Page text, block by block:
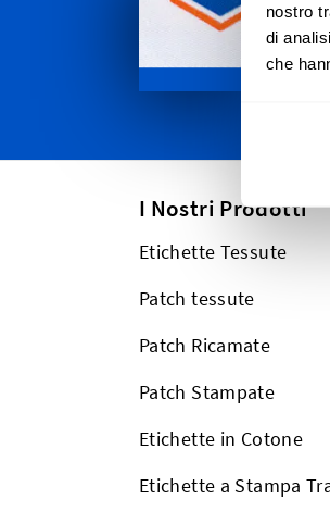
nostro
di
che
I Nostri Prodotti
Etichette Tessute
Patch tessute
Patch Ricamate
Patch Stampate
Etichette in Cotone
Etichette a Stampa